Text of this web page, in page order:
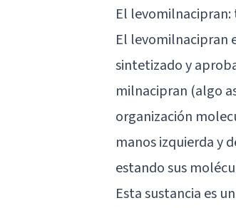
El
El levomilnacipran
sintetizado y
milnacipran (algo
organización
manos izquierda y
estando sus
Esta sustancia es